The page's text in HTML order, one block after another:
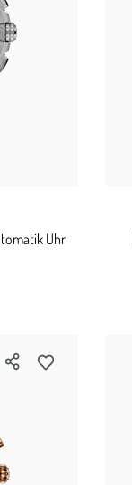
Uhr